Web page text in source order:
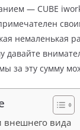
— CUBE
немаленькая
давайте
за эту сумму
внешнего вида